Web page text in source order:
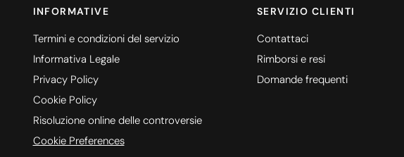
INFORMATIVE
Termini e condizioni del servizio
Informativa Legale
Privacy Policy
Cookie Policy
Risoluzione online delle controversie
Cookie Preferences
SERVIZIO CLIENTI
Contattaci
Rimborsi e resi
Domande frequenti